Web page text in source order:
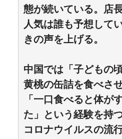
態が続いている。店
人気は誰も予想して
きの声を上げる。
中国では「子どもの
黄桃の缶詰を食べさ
「一口食べると体が
た」という経験を持
コロナウイルスの流